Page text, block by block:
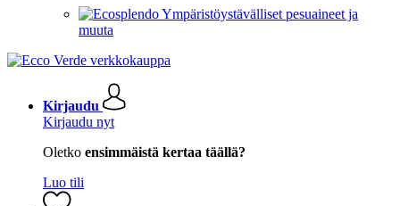
Ympäristöystävälliset pesuaineet ja
muuta
Kirjaudu
Kirjaudu nyt
Oletko ensimmäistä kertaa täällä?
Luo tili